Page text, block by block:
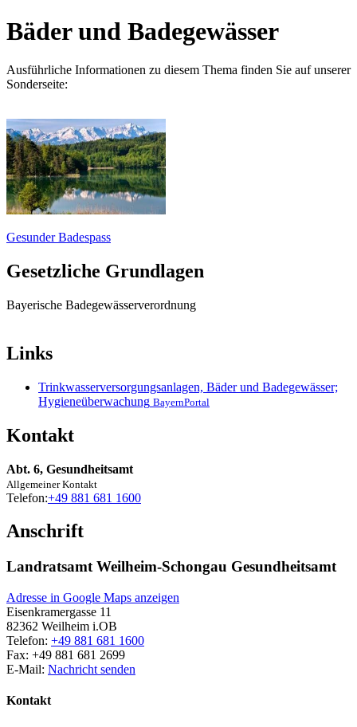
Bäder und Badegewässer
Ausführliche Informationen zu diesem Thema finden Sie auf unserer
Sonderseite:
Gesunder Badespass
Gesetzliche Grundlagen
Bayerische Badegewässerverordnung
Links
Trinkwasserversorgungsanlagen, Bäder und Badegewässer;
Hygieneüberwachung BayernPortal
Kontakt
Abt. 6, Gesundheitsamt
Allgemeiner Kontakt
Telefon:+49 881 681 1600
Anschrift
Landratsamt Weilheim-Schongau Gesundheitsamt
Adresse in Google Maps anzeigen
Eisenkramergasse 11
82362 Weilheim i.OB
Telefon: +49 881 681 1600
Fax: +49 881 681 2699
E-Mail: Nachricht senden
Kontakt